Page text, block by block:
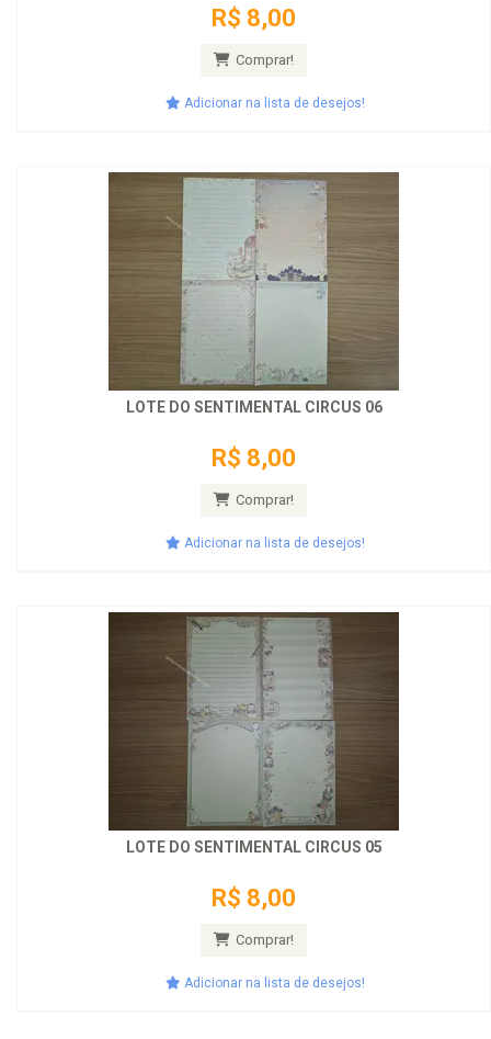
R$ 8,00
Comprar!
Adicionar na lista de desejos!
LOTE DO SENTIMENTAL CIRCUS 06
R$ 8,00
Comprar!
Adicionar na lista de desejos!
LOTE DO SENTIMENTAL CIRCUS 05
R$ 8,00
Comprar!
Adicionar na lista de desejos!